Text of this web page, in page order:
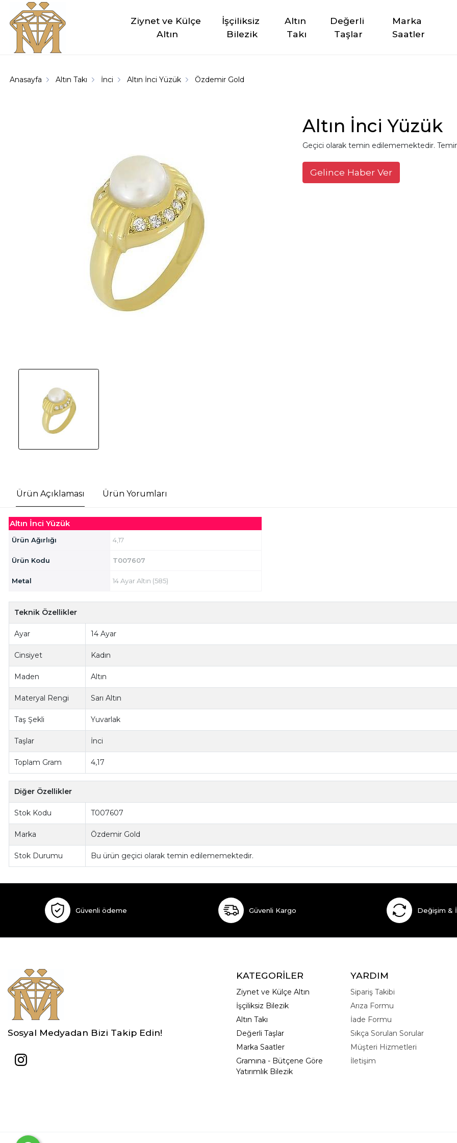
Ziynet ve Külçe
Altın
İşçiliksiz
Bilezik
Altın
Takı
Değerli
Taşlar
Marka
Saatler
Anasayfa Altın Takı İnci Altın İnci Yüzük Özdemir Gold
Altın İnci Yüzük
Geçici olarak temin edilememektedir.
Gelince Haber Ver
Ürün Açıklaması Ürün Yorumları
Altın İnci Yüzük
Ürün Ağırlığı 4,17
Ürün Kodu T007607
Metal 14 Ayar Altın (585)
Teknik Özellikler
Ayar 14 Ayar
Cinsiyet Kadın
Maden Altın
Materyal Rengi Sarı Altın
Taş Şekli Yuvarlak
Taşlar İnci
Toplam Gram 4,17
Diğer Özellikler
Stok Kodu T007607
Marka Özdemir Gold
Stok Durumu Bu ürün geçici olarak temin edilememektedir.
Güvenli ödeme Güvenli Kargo Değişim &
Sosyal Medyadan Bizi Takip Edin!
KATEGORİLER
Ziynet ve Külçe Altın
İşçiliksiz Bilezik
Altın Takı
Değerli Taşlar
Marka Saatler
Gramına - Bütçene Göre
Yatırımlık Bilezik
YARDIM
Sipariş Takibi
Arıza Formu
İade Formu
Sıkça Sorulan Sorular
Müşteri Hizmetleri
İletişim